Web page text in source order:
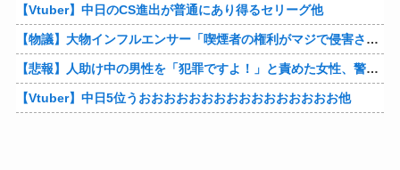
【Vtuber】中日のCS進出が普通にあり得るセリーグ他
【物議】大物インフルエンサー「喫煙者の権利がマジで侵害されてる。いくら税金払ってるんだ」他
【悲報】人助け中の男性を「犯罪ですよ！」と責めた女性、警察が来た瞬間逃げる他
【Vtuber】中日5位うおおおおおおおおおおおおおおおお他